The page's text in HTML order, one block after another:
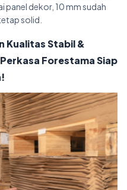
panel dekor, 10 mm sudah
solid.
Kualitas Stabil &
Forestama Siap